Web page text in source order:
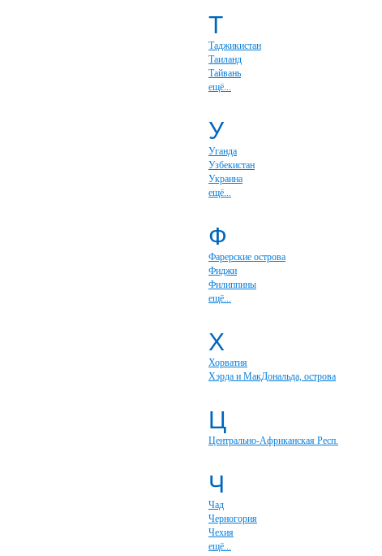
Т
Таджикистан
Таиланд
Тайвань
ещё...
У
Уганда
Узбекистан
Украина
ещё...
Ф
Фарерские острова
Фиджи
Филиппины
ещё...
Х
Хорватия
Хэрда и МакДональда, острова
Ц
Центрально-Африканская Респ.
Ч
Чад
Черногория
Чехия
ещё...